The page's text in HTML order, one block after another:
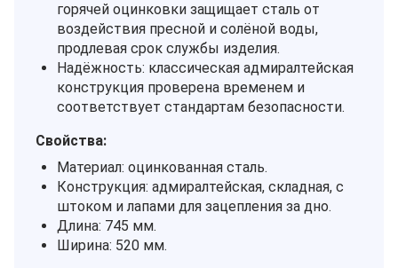
горячей оцинковки защищает сталь от
воздействия пресной и солёной воды,
продлевая срок службы изделия.
Надёжность: классическая адмиралтейская
конструкция проверена временем и
соответствует стандартам безопасности.
Свойства:
Материал: оцинкованная сталь.
Конструкция: адмиралтейская, складная, с
штоком и лапами для зацепления за дно.
Длина: 745 мм.
Ширина: 520 мм.